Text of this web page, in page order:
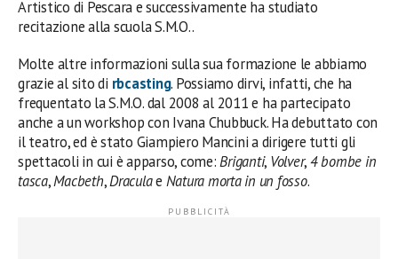
Artistico di Pescara e successivamente ha studiato
recitazione alla scuola S.M.O..
Molte altre informazioni sulla sua formazione le abbiamo
grazie al sito di rbcasting. Possiamo dirvi, infatti, che ha
frequentato la S.M.O. dal 2008 al 2011 e ha partecipato
anche a un workshop con Ivana Chubbuck. Ha debuttato con
il teatro, ed è stato Giampiero Mancini a dirigere tutti gli
spettacoli in cui è apparso, come:Briganti, Volver,4 bombe in
tasca,Macbeth,Draculae Natura morta in un fosso.